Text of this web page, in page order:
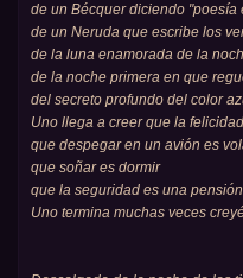
de un Bécquer diciendo "poesía
de un Neruda que escribe los
de la luna enamorada de la
de la noche primera en que
del secreto profundo del color
Uno llega a creer que la
que despegar en un avión es
que soñar es dormir
que la seguridad es una
Uno termina muchas veces